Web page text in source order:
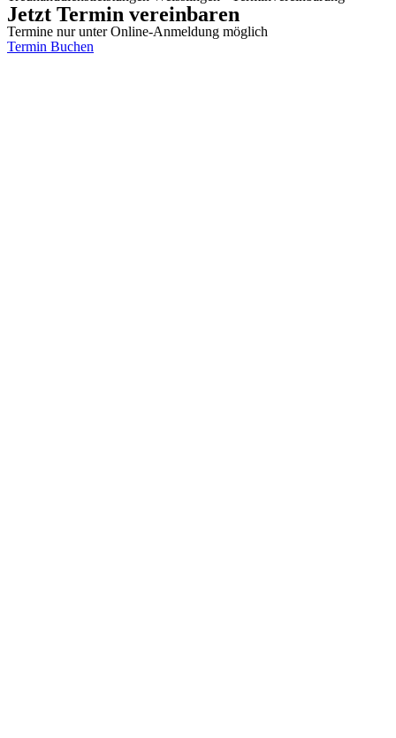
Jetzt Termin vereinbaren
Termine nur unter Online-Anmeldung möglich
Termin Buchen